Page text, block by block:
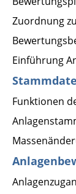
Zuordnung
Einführung
Funktionen